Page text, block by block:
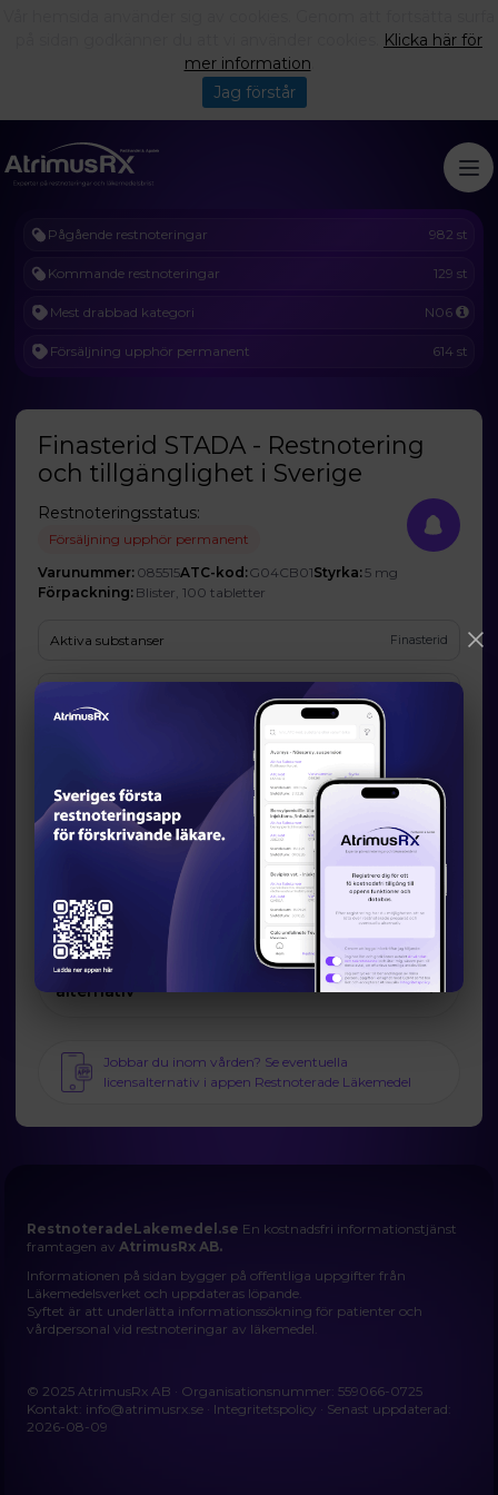
Pågående restnoteringar 982 st
Kommande restnoteringar 129 st
Mest drabbad kategori N06
Försäljning upphör permanent 614 st
Finasterid STADA - Restnotering
och tillgänglighet i Sverige
Restnoteringsstatus:
Försäljning upphör permanent
Varunummer: 085515ATC-kod:G04CB01Styrka: 5 mg
Förpackning: Blister, 100 tabletter
Aktiva substanser Finasterid
STADA Arzneimittel AG (Ombud: STADA Nordic ApS)
Prognos och förväntad tillgänglighet
Slutdatum:-
Orsak till restsituation
Företaget har inte godkänt att Läkemedelsverket publicerar den
angivna orsaken.
Läkemedelsverkets information om möjliga
alternativ
Jobbar du inom vården? Se eventuella
licensalternativ i appen Restnoterade Läkemedel
RestnoteradeLakemedel.se En kostnadsfri informationstjänst
framtagen avAtrimusRx AB.
Informationen på sidan bygger på offentliga uppgifter från
Läkemedelsverket och uppdateras löpande.
Syftet är att underlätta informationssökning för patienter och
vårdpersonal vid restnoteringar av läkemedel.
© 2025 AtrimusRx AB · Organisationsnummer: 559066-0725
Kontakt: info@atrimusrx.se · Integritetspolicy · Senast uppdaterad:
2026-08-09
Klicka här för
mer information
Jag förstår